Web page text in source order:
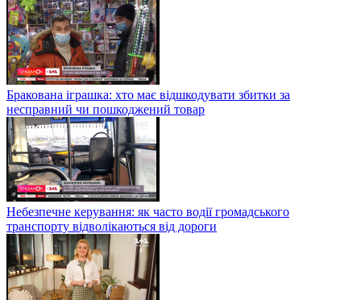
Бракована іграшка: хто має відшкодувати збитки за
несправний чи пошкоджений товар
Небезпечне керування: як часто водії громадського
транспорту відволікаються від дороги